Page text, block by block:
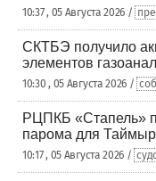
10:37 , 05 Августа 2026 /
СКТБЭ получило
элементов
10:30 , 05 Августа 2026 /
РЦПКБ «Стапель»
парома для
10:17 , 05 Августа 2026 /